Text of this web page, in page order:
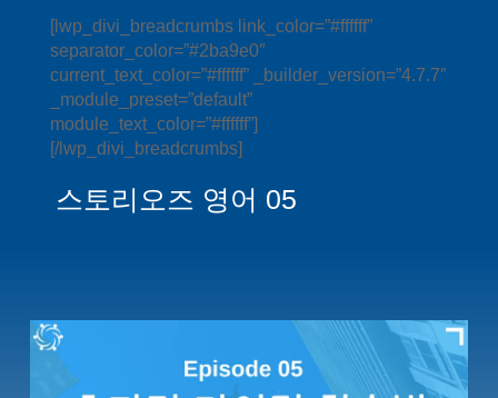
[lwp_divi_breadcrumbs link_color=”#ffffff”
separator_color=”#2ba9e0″
current_text_color=”#ffffff” _builder_version=”4.7.7″
_module_preset=”default”
module_text_color=”#ffffff”]
[/lwp_divi_breadcrumbs]
스토리오즈 영어 05